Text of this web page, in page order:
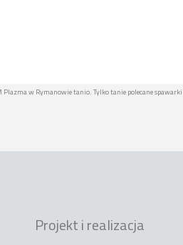
w Rymanowie tanio. Tylko tanie polecane
Projekt i realizacja